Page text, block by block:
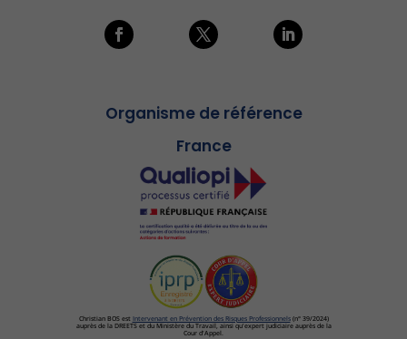
Organisme de référence
France
Christian BOS est Intervenant en Prévention des Risques Professionnels(n° 39/2024)
auprès de la DREETS et du Ministère du Travail, ainsi qu'expert judiciaire auprès de la
Cour d'Appel.